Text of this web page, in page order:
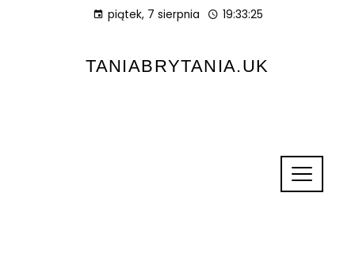
piątek, 7 sierpnia 19:33:25
TANIABRYTANIA.UK